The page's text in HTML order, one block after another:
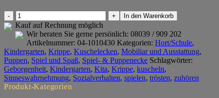
Back
to
School
Outfit
für
Rubens
Cutie
Menge
In den Warenkorb
Kauf auf Rechnung möglich
Wir beraten Sie gerne persönlich: 08039 / 909 202
Artikelnummer: 04-1010430 Kategorien: Hort/Schule,
Kindergarten, Krippe, Kuschelecken, Mobiliar und Ausstattung,
Puppen, Spiel und Spaß, Spiel- & Puppenecke Schlagwörter:
Geborgenheit, Kindergarten, Kita, Krippe, kuscheln,
Sinneswahrnehmung, Sozialverhalten, spielen, trösten, zuhören
Produkt-Kategorien